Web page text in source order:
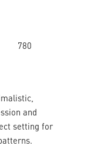
780
and
setting for